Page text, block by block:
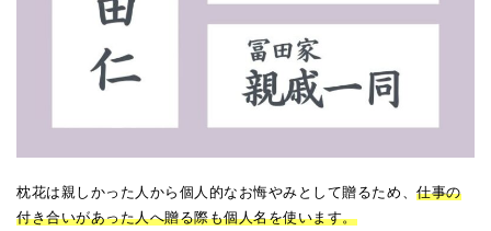
枕花は親しかった人から個人的なお悔やみとして贈るため、仕事の
付き合いがあった人へ贈る際も個人名を使います。